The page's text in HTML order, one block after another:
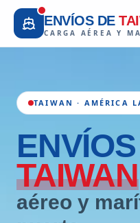
ENVÍOS DE
CARGA AÉREA Y
TAIWAN · AMÉRICA
ENVÍOS
TAIWAN
aéreo y